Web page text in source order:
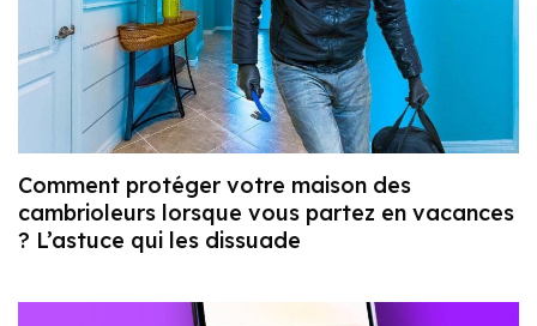
Comment protéger votre maison des
cambrioleurs lorsque vous partez en vacances
? L’astuce qui les dissuade